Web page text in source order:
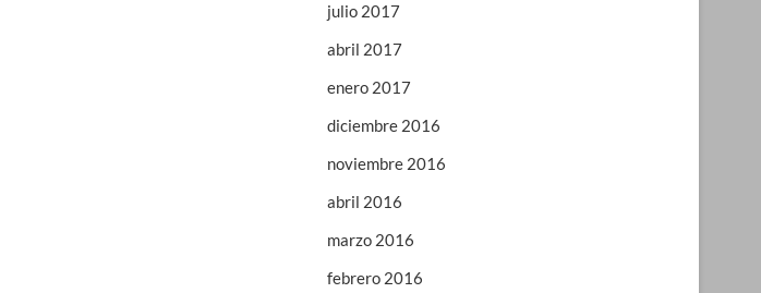
julio 2017
abril 2017
enero 2017
diciembre 2016
noviembre 2016
abril 2016
marzo 2016
febrero 2016